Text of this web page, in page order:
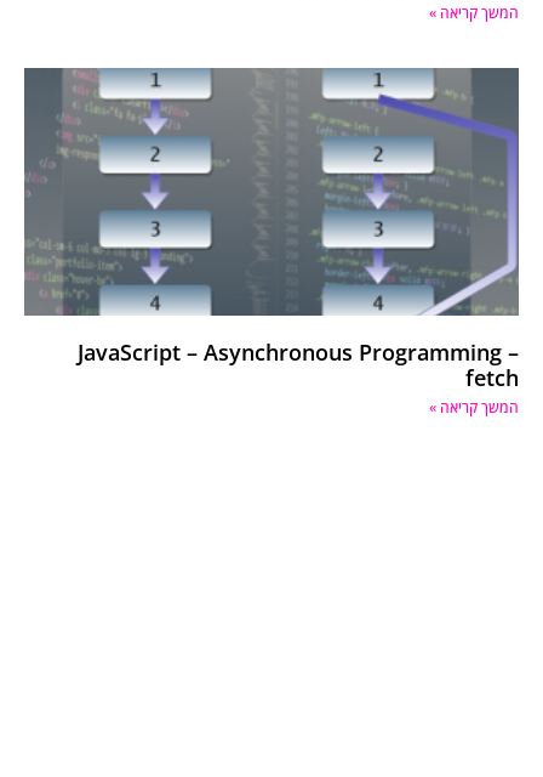
המשך קריאה »
JavaScript – Asynchronous Programming –
fetch
המשך קריאה »